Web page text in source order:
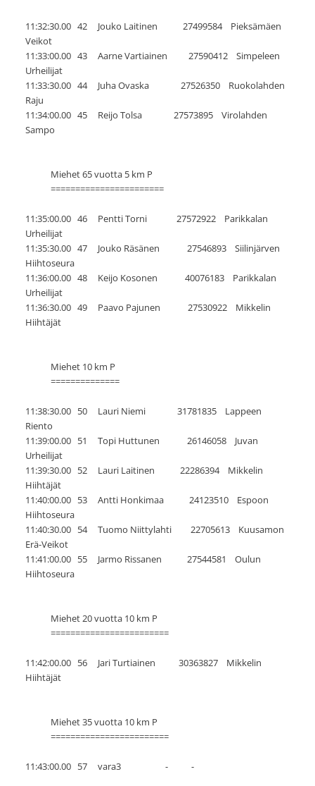
11:32:30.00 42 Jouko Laitinen 27499584 Pieksämäen
Veikot
11:33:00.00 43 Aarne Vartiainen 27590412 Simpeleen
Urheilijat
11:33:30.00 44 Juha Ovaska 27526350 Ruokolahden
Raju
11:34:00.00 45 Reijo Tolsa 27573895 Virolahden
Sampo
Miehet 65 vuotta 5 km P
=======================
11:35:00.00 46 Pentti Torni 27572922 Parikkalan
Urheilijat
11:35:30.00 47 Jouko Räsänen 27546893 Siilinjärven
Hiihtoseura
11:36:00.00 48 Keijo Kosonen 40076183 Parikkalan
Urheilijat
11:36:30.00 49 Paavo Pajunen 27530922 Mikkelin
Hiihtäjät
Miehet 10 km P
==============
11:38:30.00 50 Lauri Niemi 31781835 Lappeen
Riento
11:39:00.00 51 Topi Huttunen 26146058 Juvan
Urheilijat
11:39:30.00 52 Lauri Laitinen 22286394 Mikkelin
Hiihtäjät
11:40:00.00 53 Antti Honkimaa 24123510 Espoon
Hiihtoseura
11:40:30.00 54 Tuomo Niittylahti 22705613 Kuusamon
Erä-Veikot
11:41:00.00 55 Jarmo Rissanen 27544581 Oulun
Hiihtoseura
Miehet 20 vuotta 10 km P
========================
11:42:00.00 56 Jari Turtiainen 30363827 Mikkelin
Hiihtäjät
Miehet 35 vuotta 10 km P
========================
11:43:00.00 57 vara3 - -